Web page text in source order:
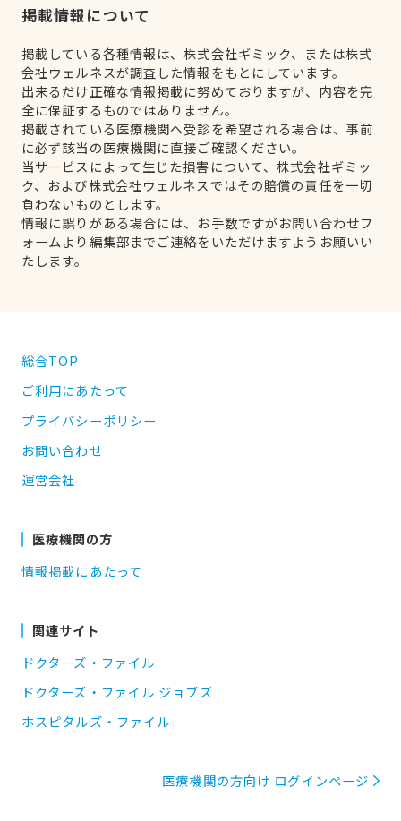
掲載情報について
掲載している各種情報は、株式会社ギミック、または株式
会社ウェルネスが調査した情報をもとにしています。
出来るだけ正確な情報掲載に努めておりますが、内容を完
全に保証するものではありません。
掲載されている医療機関へ受診を希望される場合は、事前
に必ず該当の医療機関に直接ご確認ください。
当サービスによって生じた損害について、株式会社ギミッ
ク、および株式会社ウェルネスではその賠償の責任を一切
負わないものとします。
情報に誤りがある場合には、お手数ですがお問い合わせフ
ォームより編集部までご連絡をいただけますようお願いい
たします。
総合TOP
ご利用にあたって
プライバシーポリシー
お問い合わせ
運営会社
医療機関の方
情報掲載にあたって
関連サイト
ドクターズ・ファイル
ドクターズ・ファイル ジョブズ
ホスピタルズ・ファイル
医療機関の方向け ログインページ